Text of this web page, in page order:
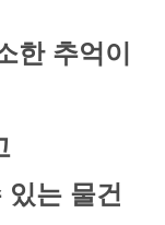
한 추억이
는 물건